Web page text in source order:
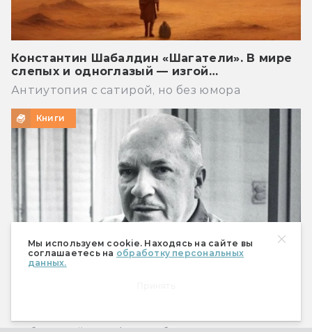
Мы используем cookie. Находясь на сайте вы
соглашаетесь на обработку персональных
данных.
Константин Шабалдин «Шагатели». В мире
слепых и одноглазый — изгой…
Антиутопия с сатирой, но без юмора
Книги